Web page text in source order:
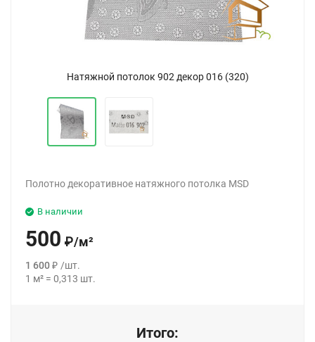
Натяжной потолок 902 декор 016 (320)
Полотно декоративное натяжного потолка MSD
В наличии
500 ₽/м²
1 600₽ /шт.
1 м² = 0,313 шт.
Итого: